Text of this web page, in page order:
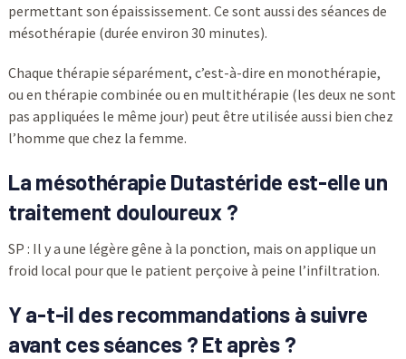
permettant son épaississement. Ce sont aussi des séances de
mésothérapie (durée environ 30 minutes).
Chaque thérapie séparément, c’est-à-dire en monothérapie,
ou en thérapie combinée ou en multithérapie (les deux ne sont
pas appliquées le même jour) peut être utilisée aussi bien chez
l’homme que chez la femme.
La mésothérapie Dutastéride est-elle un
traitement douloureux ?
SP : Il y a une légère gêne à la ponction, mais on applique un
froid local pour que le patient perçoive à peine l’infiltration.
Y a-t-il des recommandations à suivre
avant ces séances ? Et après ?